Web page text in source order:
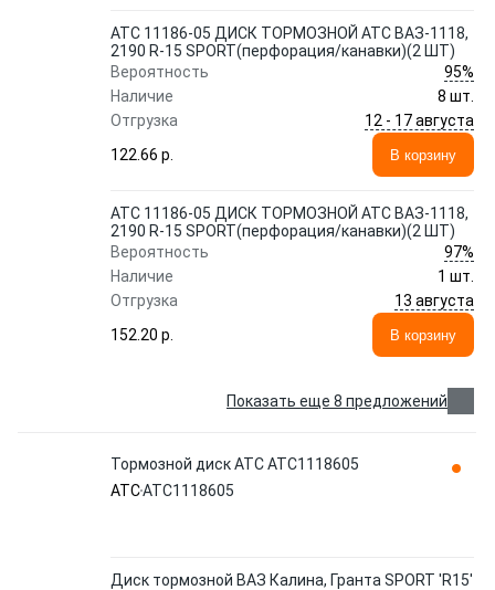
АТС 11186-05 ДИСК ТОРМОЗНОЙ АТС ВАЗ-1118,
2190 R-15 SPORT(перфорация/канавки)(2 ШТ)
Вероятность
95%
Наличие
8 шт.
Отгрузка
12 - 17 августа
122.66 p.
В корзину
АТС 11186-05 ДИСК ТОРМОЗНОЙ АТС ВАЗ-1118,
2190 R-15 SPORT(перфорация/канавки)(2 ШТ)
Вероятность
97%
Наличие
1 шт.
Отгрузка
13 августа
152.20 p.
В корзину
Показать еще 8 предложений
Тормозной диск ATC ATC1118605
ATCATC1118605
Диск тормозной ВАЗ Калина, Гранта SPORT 'R15'